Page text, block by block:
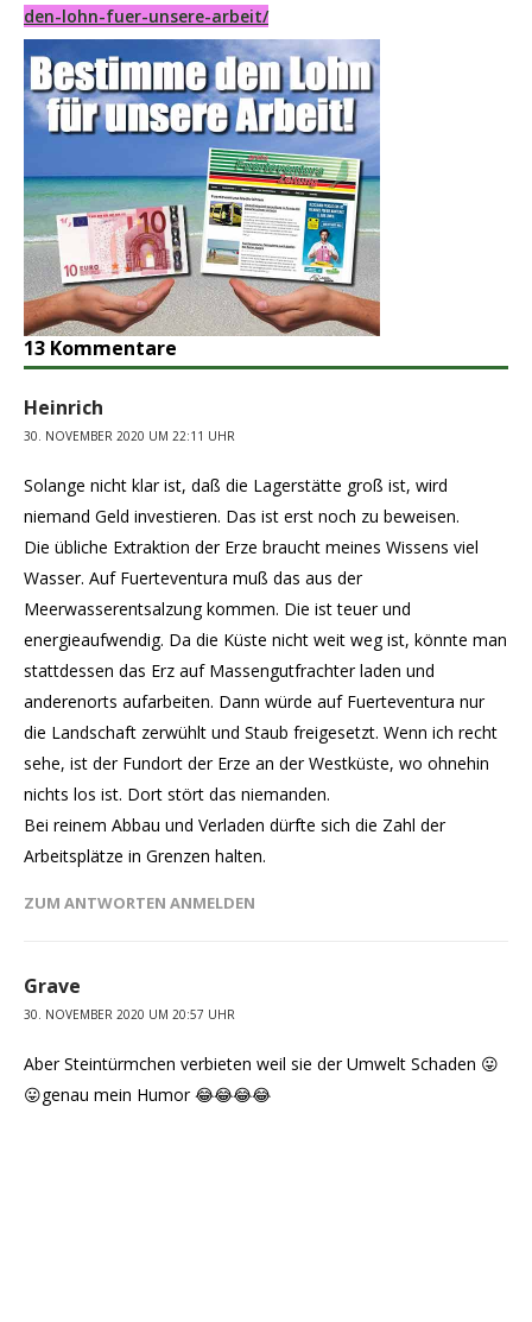
den-lohn-fuer-unsere-arbeit/
13 Kommentare
Heinrich
30. NOVEMBER 2020 UM 22:11 UHR
Solange nicht klar ist, daß die Lagerstätte groß ist, wird
niemand Geld investieren. Das ist erst noch zu beweisen.
Die übliche Extraktion der Erze braucht meines Wissens viel
Wasser. Auf Fuerteventura muß das aus der
Meerwasserentsalzung kommen. Die ist teuer und
energieaufwendig. Da die Küste nicht weit weg ist, könnte man
stattdessen das Erz auf Massengutfrachter laden und
anderenorts aufarbeiten. Dann würde auf Fuerteventura nur
die Landschaft zerwühlt und Staub freigesetzt. Wenn ich recht
sehe, ist der Fundort der Erze an der Westküste, wo ohnehin
nichts los ist. Dort stört das niemanden.
Bei reinem Abbau und Verladen dürfte sich die Zahl der
Arbeitsplätze in Grenzen halten.
ZUM ANTWORTEN ANMELDEN
Grave
30. NOVEMBER 2020 UM 20:57 UHR
Aber Steintürmchen verbieten weil sie der Umwelt Schaden 😛
😛genau mein Humor 😂😂😂😂